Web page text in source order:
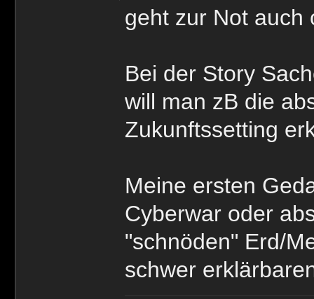
geht zur Not auch
Bei der Story
will man zB die
Zukunftssetting
Meine ersten
Cyberwar oder
"schnöden" Erd/
schwer